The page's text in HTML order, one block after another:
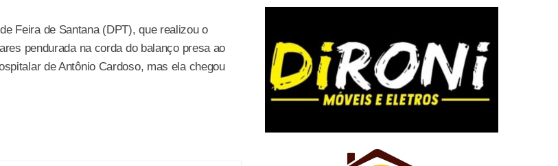
Feira de Santana (DPT), que realizou o
pendurada na corda do balanço presa ao
de Antônio Cardoso, mas ela chegou